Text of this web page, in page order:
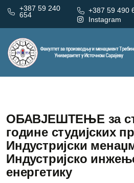
+387 59 240
654
+387 59 490
Instagram
ОБАВЈЕШТЕЊЕ за
године студијских
Индустријски
Индустријско
енергетику